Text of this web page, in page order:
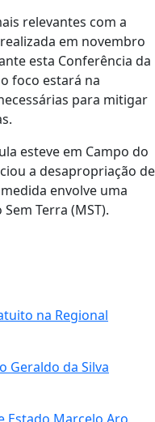
relevantes com a
em novembro
esta Conferência da
foco estará na
para mitigar
esteve em Campo do
a desapropriação de
envolve uma
Terra (MST).
na Regional
Geraldo da Silva